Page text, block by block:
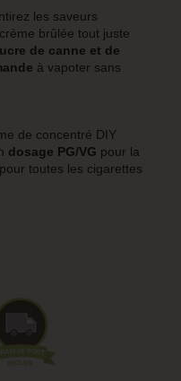
les saveurs
crème brûlée tout juste
de canne et de
à vapoter sans
de concentré DIY
dosage PG/VG pour la
pour toutes les cigarettes